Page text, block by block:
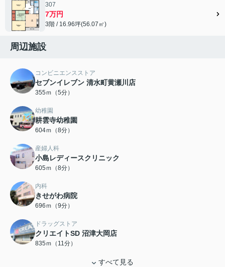
307
7万円
3階 / 16.96坪(56.07㎡)
周辺施設
コンビニエンスストア
セブンイレブン 清水町黄瀬川店
355ｍ（5分）
幼稚園
耕雲寺幼稚園
604ｍ（8分）
産婦人科
小島レディースクリニック
605ｍ（8分）
内科
きせがわ病院
696ｍ（9分）
ドラッグストア
クリエイトSD 沼津大岡店
835ｍ（11分）
すべて見る